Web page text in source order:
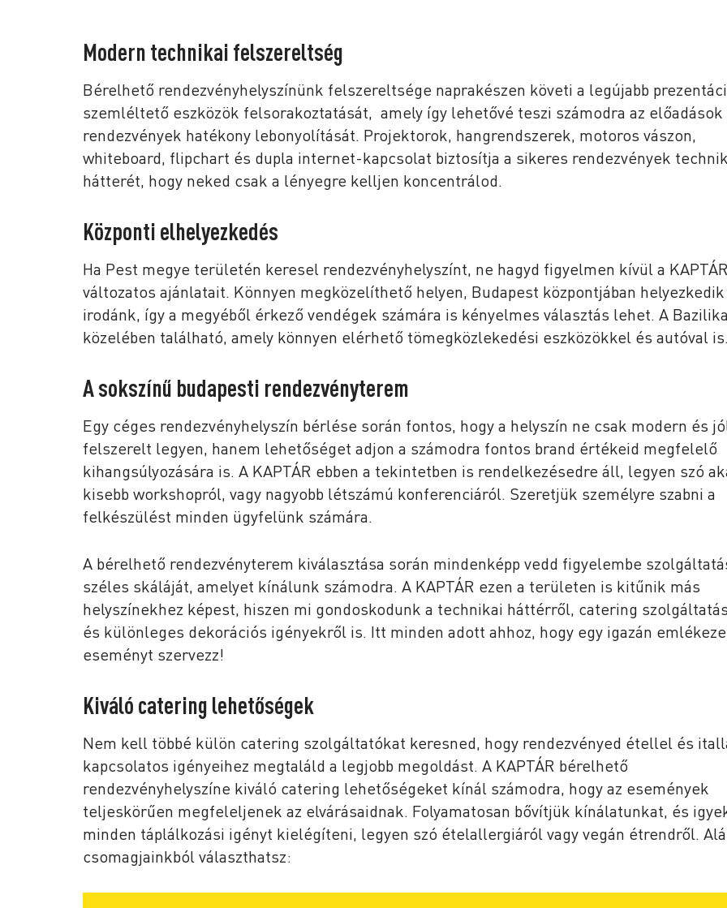
Modern technikai felszereltség
Bérelhető rendezvényhelyszínünk felszereltsége naprakészen követi a legújabb
szemléltető eszközök felsorakoztatását, amely így lehetővé teszi számodra az előadások
rendezvények hatékony lebonyolítását. Projektorok, hangrendszerek, motoros vászon,
whiteboard, flipchart és dupla internet-kapcsolat biztosítja a sikeres rendezvények
hátterét, hogy neked csak a lényegre kelljen koncentrálod.
Központi elhelyezkedés
Ha Pest megye területén keresel rendezvényhelyszínt, ne hagyd figyelmen kívül a KAPTÁR
változatos ajánlatait. Könnyen megközelíthető helyen, Budapest központjában
irodánk, így a megyéből érkező vendégek számára is kényelmes választás lehet. A Bazilika
közelében található, amely könnyen elérhető tömegközlekedési eszközökkel és autóval is.
A sokszínű budapesti rendezvényterem
Egy céges rendezvényhelyszín bérlése során fontos, hogy a helyszín ne csak modern és
felszerelt legyen, hanem lehetőséget adjon a számodra fontos brand értékeid megfelelő
kihangsúlyozására is. A KAPTÁR ebben a tekintetben is rendelkezésedre áll, legyen szó
kisebb workshopról, vagy nagyobb létszámú konferenciáról. Szeretjük személyre szabni a
felkészülést minden ügyfelünk számára.
A bérelhető rendezvényterem kiválasztása során mindenképp vedd figyelembe
széles skáláját, amelyet kínálunk számodra. A KAPTÁR ezen a területen is kitűnik más
helyszínekhez képest, hiszen mi gondoskodunk a technikai háttérről, catering
és különleges dekorációs igényekről is. Itt minden adott ahhoz, hogy egy igazán
eseményt szervezz!
Kiváló catering lehetőségek
Nem kell többé külön catering szolgáltatókat keresned, hogy rendezvényed étellel és
kapcsolatos igényeihez megtaláld a legjobb megoldást. A KAPTÁR bérelhető
rendezvényhelyszíne kiváló catering lehetőségeket kínál számodra, hogy az események
teljeskörűen megfeleljenek az elvárásaidnak. Folyamatosan bővítjük kínálatunkat, és
minden táplálkozási igényt kielégíteni, legyen szó ételallergiáról vagy vegán étrendről.
csomagjainkból választhatsz: